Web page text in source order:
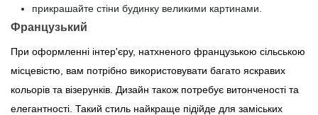
прикрашайте стіни будинку великими картинами.
Французький
При оформленні інтер'єру, натхненого французькою сільською
місцевістю, вам потрібно використовувати багато яскравих
кольорів та візерунків. Дизайн також потребує витонченості та
елегантності. Такий стиль найкраще підійде для заміських